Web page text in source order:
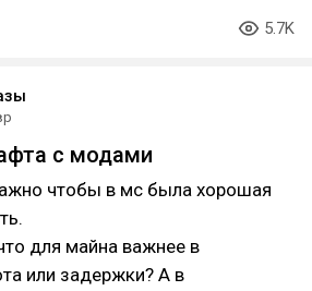
5.7K
с модами
чтобы в мс была хорошая
для майна важнее в
или задержки? А в